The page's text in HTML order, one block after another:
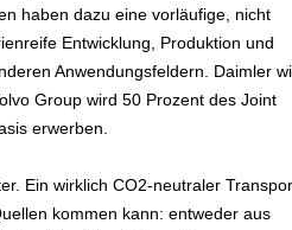
haben dazu eine vorläufige, nicht
Entwicklung, Produktion und
Anwendungsfeldern. Daimler
Group wird 50 Prozent des Joint
erwerben.
Ein wirklich CO2-neutraler
kommen kann: entweder aus